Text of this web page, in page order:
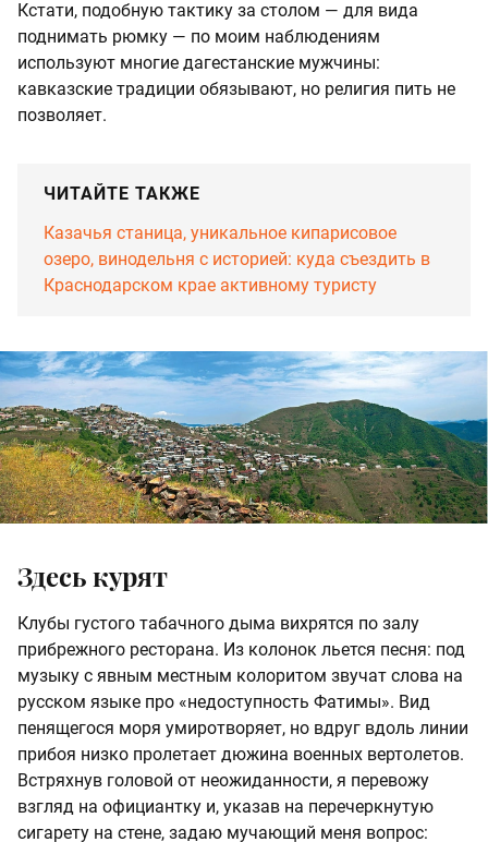
Кстати, подобную тактику за столом — для вида
поднимать рюмку — по моим наблюдениям
используют многие дагестанские мужчины:
кавказские традиции обязывают, но религия пить не
позволяет.
ЧИТАЙТЕ ТАКЖЕ
Казачья станица, уникальное кипарисовое
озеро, винодельня с историей: куда съездить в
Краснодарском крае активному туристу
Здесь курят
Клубы густого табачного дыма вихрятся по залу
прибрежного ресторана. Из колонок льется песня: под
музыку с явным местным колоритом звучат слова на
русском языке про «недоступность Фатимы». Вид
пенящегося моря умиротворяет, но вдруг вдоль линии
прибоя низко пролетает дюжина военных вертолетов.
Встряхнув головой от неожиданности, я перевожу
взгляд на официантку и, указав на перечеркнутую
сигарету на стене, задаю мучающий меня вопрос: